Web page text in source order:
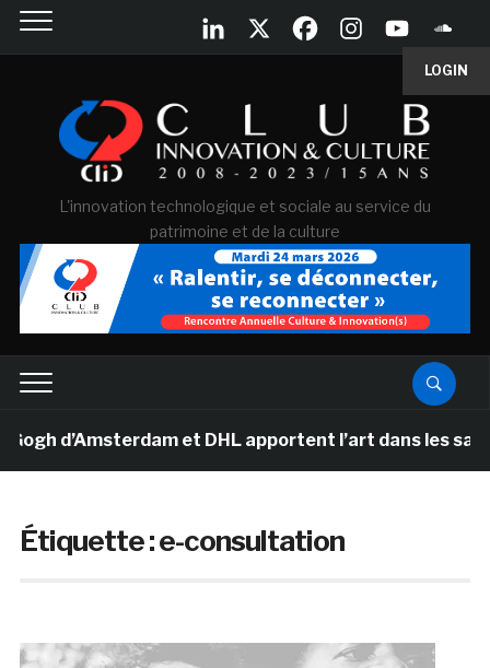
LOGIN
L'innovation technologique et sociale au service du
patrimoine et de la culture
d’Amsterdam et DHL apportent l’art dans les salles
Étiquette :e-consultation